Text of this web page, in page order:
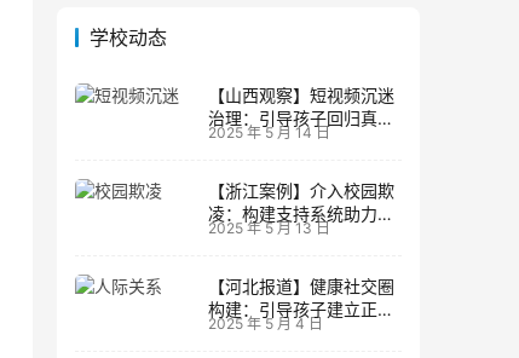
学校动态
【山西观察】短视频沉迷
治理：引导孩子回归真实
生活
2025 年 5 月 14 日
【浙江案例】介入校园欺
凌：构建支持系统助力孩
子成长
2025 年 5 月 13 日
【河北报道】健康社交圈
构建：引导孩子建立正向
人际关系
2025 年 5 月 4 日